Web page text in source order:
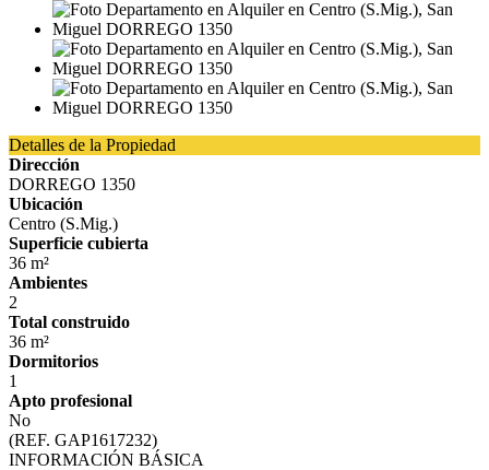
Detalles de la Propiedad
Dirección
DORREGO 1350
Ubicación
Centro (S.Mig.)
Superficie cubierta
36 m²
Ambientes
2
Total construido
36 m²
Dormitorios
1
Apto profesional
No
(REF. GAP1617232)
INFORMACIÓN BÁSICA